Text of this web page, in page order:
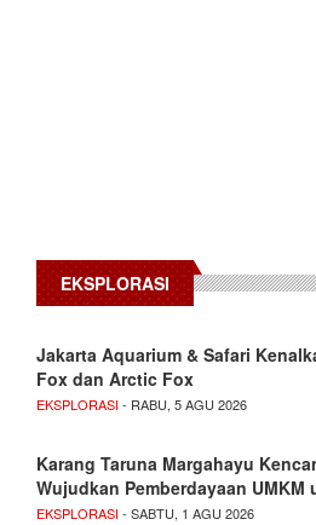
EKSPLORASI
Jakarta Aquarium & Safari
Fox dan Arctic Fox
EKSPLORASI- RABU, 5 AGU 2026
Karang Taruna Margahayu
Wujudkan Pemberdayaan
EKSPLORASI- SABTU, 1 AGU 2026